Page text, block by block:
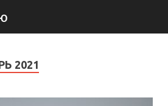
2021